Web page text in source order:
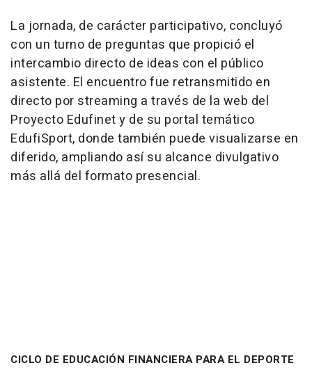
La jornada, de carácter participativo, concluyó
con un turno de preguntas que propició el
intercambio directo de ideas con el público
asistente. El encuentro fue retransmitido en
directo por streaming a través de la web del
Proyecto Edufinet y de su portal temático
EdufiSport, donde también puede visualizarse en
diferido, ampliando así su alcance divulgativo
más allá del formato presencial.
CICLO DE EDUCACIÓN FINANCIERA PARA EL DEPORTE